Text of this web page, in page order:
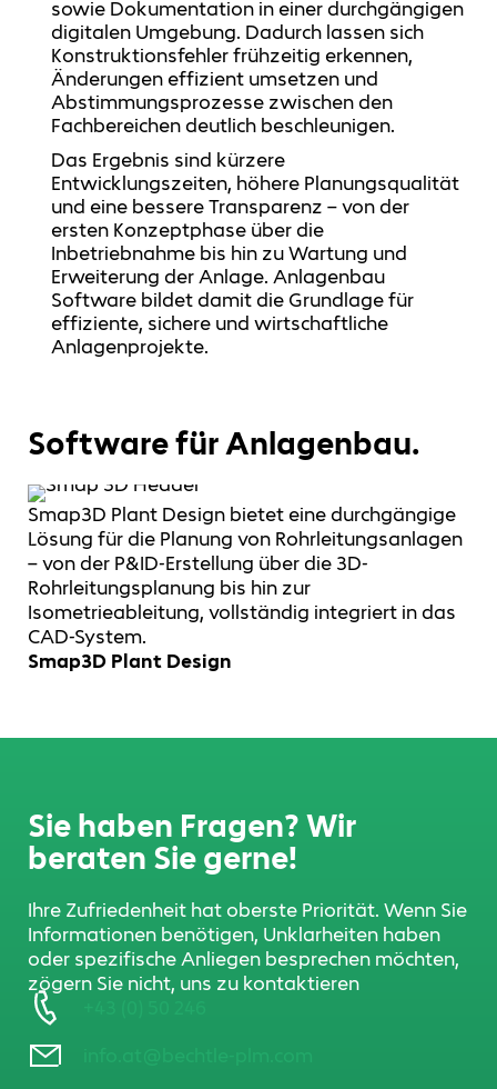
sowie Dokumentation in einer durchgängigen
digitalen Umgebung. Dadurch lassen sich
Konstruktionsfehler frühzeitig erkennen,
Änderungen effizient umsetzen und
Abstimmungsprozesse zwischen den
Fachbereichen deutlich beschleunigen.
Das Ergebnis sind kürzere
Entwicklungszeiten, höhere Planungsqualität
und eine bessere Transparenz – von der
ersten Konzeptphase über die
Inbetriebnahme bis hin zu Wartung und
Erweiterung der Anlage. Anlagenbau
Software bildet damit die Grundlage für
effiziente, sichere und wirtschaftliche
Anlagenprojekte.
Software für Anlagenbau.
Smap3D Plant Design bietet eine durchgängige
Lösung für die Planung von Rohrleitungsanlagen
– von der P&ID-Erstellung über die 3D-
Rohrleitungsplanung bis hin zur
Isometrieableitung, vollständig integriert in das
CAD-System.
Smap3D Plant Design
Sie haben Fragen? Wir
beraten Sie gerne!
Ihre Zufriedenheit hat oberste Priorität. Wenn Sie
Informationen benötigen, Unklarheiten haben
oder spezifische Anliegen besprechen möchten,
zögern Sie nicht, uns zu kontaktieren